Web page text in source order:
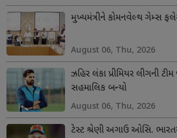
મુખ્યમંત્રીને કોમનવેલ્થ ગેમ્સ
August 06, Thu, 2026
ઝહિર લંકા પ્રીમિયર લીગની
સહમાલિક બન્યો
August 06, Thu, 2026
ટેસ્ટ શ્રેણી અગાઉ ઓસિ.